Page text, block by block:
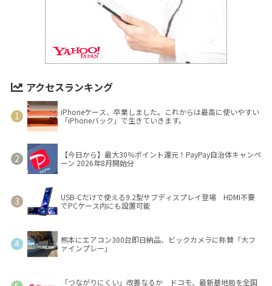
アクセスランキング
iPhoneケース、卒業しました。これからは最高に使いやすい
「iPhoneバック」で生きていきます。
【今日から】最大30％ポイント還元！PayPay自治体キャンペ
ーン 2026年8月開始分
USB-Cだけで使える9.2型サブディスプレイ登場 HDMI不要
でPCケース内にも設置可能
熊本にエアコン300台即日納品、ビックカメラに称賛「大フ
ァインプレー」
「つながりにくい」改善なるか ドコモ、最新基地局を全国